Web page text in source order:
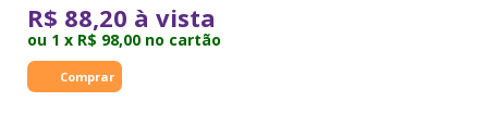
R$ 88,20 à vista
ou 1 x R$ 98,00 no cartão